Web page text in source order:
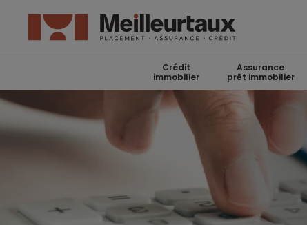
Crédit
immobilier
Assurance
prêt immobilier